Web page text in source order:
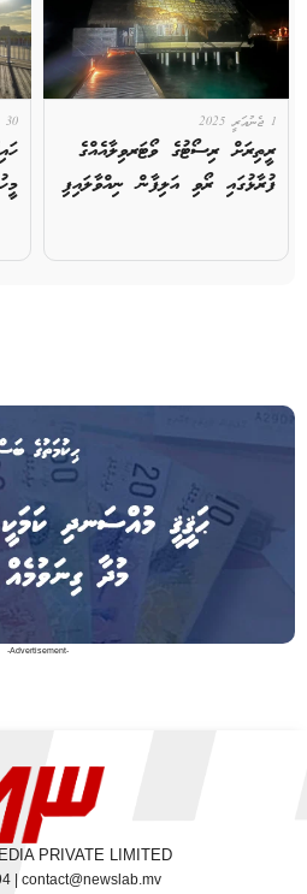
1 ޖެނުއަރީ 2025
ރީތިރަށް ރިސޯޓުގެ ވޯޓަރވިލާއެއްގެ
ފުރާޅުގައި ރޯވި އަލިފާން ނިއްވާލައިފި
30 ޑިސެމްބަރ 2024
-Advertisement-
PRIVATE LIMITED
| contact@newslab.mv